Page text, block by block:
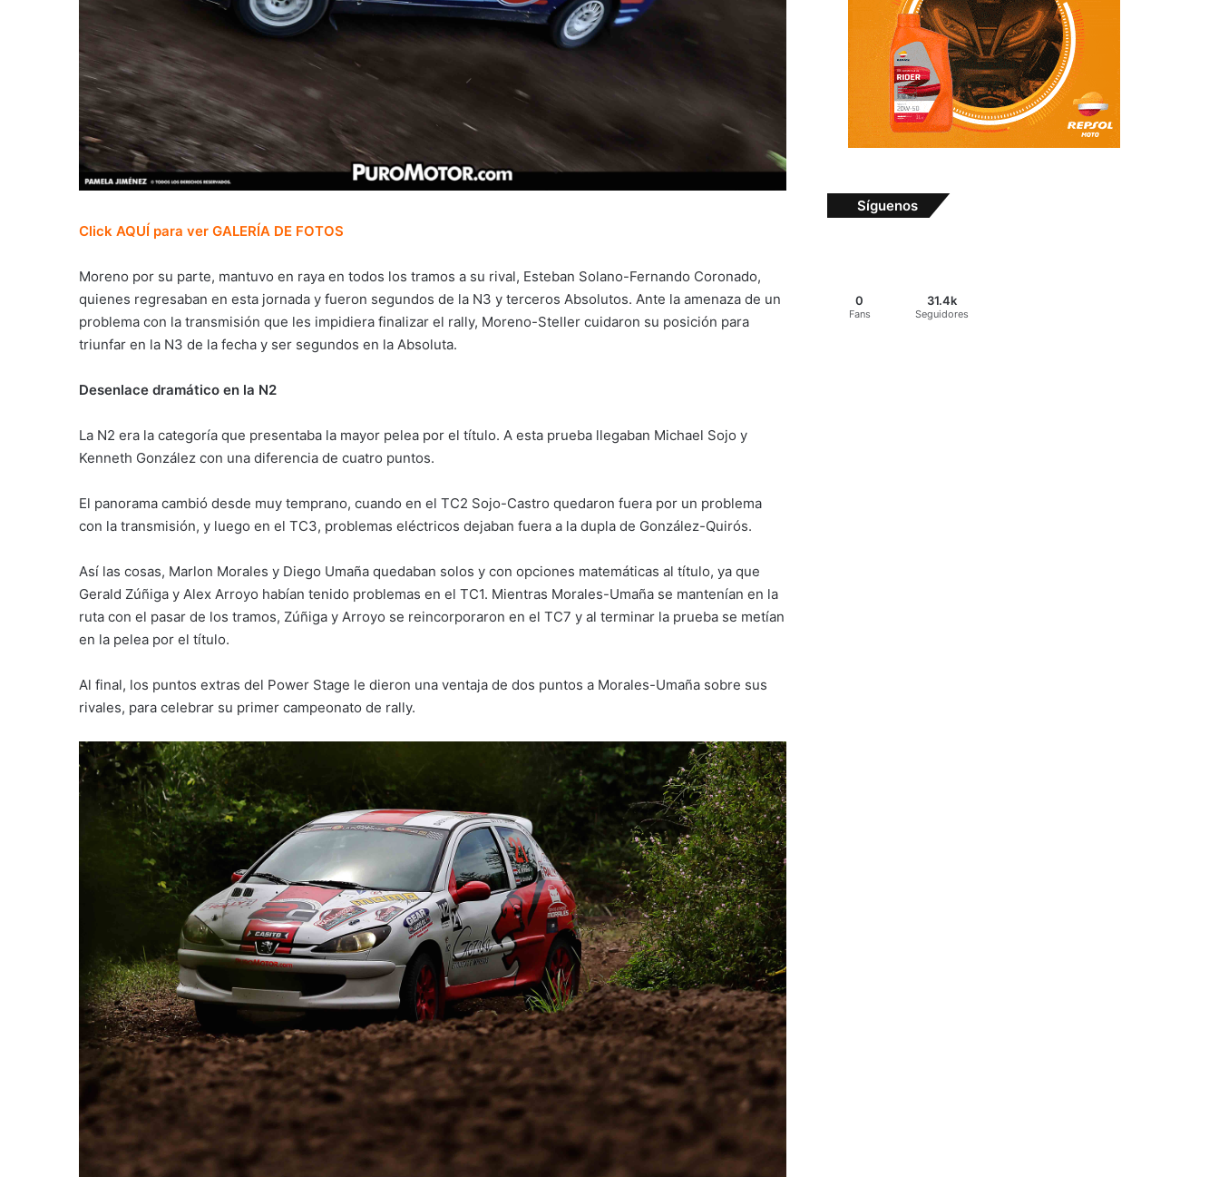
Click AQUÍ para ver GALERÍA DE FOTOS
Moreno por su parte, mantuvo en raya en todos los tramos a su rival, Esteban Solano-Fernando Coronado,
quienes regresaban en esta jornada y fueron segundos de la N3 y terceros Absolutos. Ante la amenaza de un
problema con la transmisión que les impidiera finalizar el rally, Moreno-Steller cuidaron su posición para
triunfar en la N3 de la fecha y ser segundos en la Absoluta.
Desenlace dramático en la N2
La N2 era la categoría que presentaba la mayor pelea por el título. A esta prueba llegaban Michael Sojo y
Kenneth González con una diferencia de cuatro puntos.
El panorama cambió desde muy temprano, cuando en el TC2 Sojo-Castro quedaron fuera por un problema
con la transmisión, y luego en el TC3, problemas eléctricos dejaban fuera a la dupla de González-Quirós.
Así las cosas, Marlon Morales y Diego Umaña quedaban solos y con opciones matemáticas al título, ya que
Gerald Zúñiga y Alex Arroyo habían tenido problemas en el TC1. Mientras Morales-Umaña se mantenían en la
ruta con el pasar de los tramos, Zúñiga y Arroyo se reincorporaron en el TC7 y al terminar la prueba se metían
en la pelea por el título.
Al final, los puntos extras del Power Stage le dieron una ventaja de dos puntos a Morales-Umaña sobre sus
rivales, para celebrar su primer campeonato de rally.
Síguenos
0
Fans
31.4k
Seguidores